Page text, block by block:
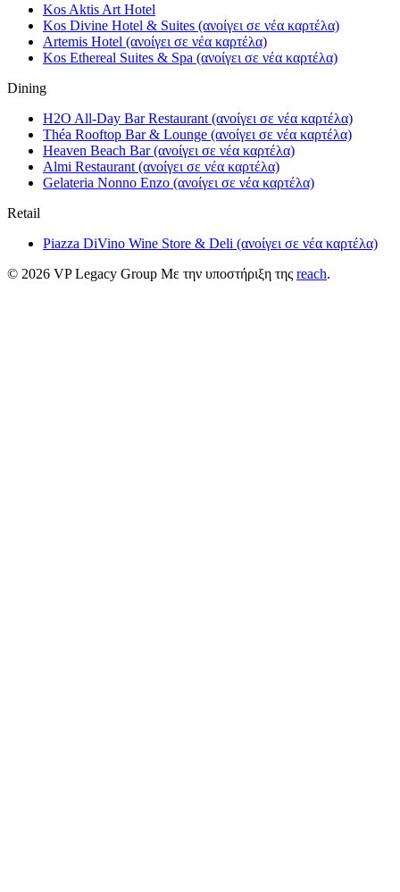
Kos Aktis Art Hotel
Kos Divine Hotel & Suites (ανοίγει σε νέα καρτέλα)
Artemis Hotel (ανοίγει σε νέα καρτέλα)
Kos Ethereal Suites & Spa (ανοίγει σε νέα καρτέλα)
Dining
H2O All-Day Bar Restaurant (ανοίγει σε νέα καρτέλα)
Théa Rooftop Bar & Lounge (ανοίγει σε νέα καρτέλα)
Heaven Beach Bar(ανοίγει σε νέα καρτέλα)
Almi Restaurant (ανοίγει σε νέα καρτέλα)
Gelateria Nonno Enzo (ανοίγει σε νέα καρτέλα)
Retail
Piazza DiVino Wine Store & Deli (ανοίγει σε νέα καρτέλα)
© 2026 VP Legacy Group Με την υποστήριξη της reach.